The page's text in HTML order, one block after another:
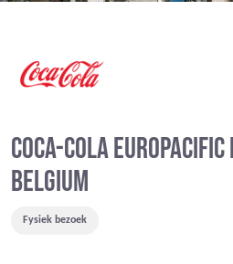
COCA-COLA
BELGIUM
Fysiek bezoek